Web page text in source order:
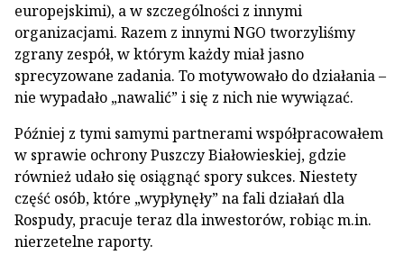
europejskimi), a w szczególności z innymi
organizacjami. Razem z innymi NGO tworzyliśmy
zgrany zespół, w którym każdy miał jasno
sprecyzowane zadania. To motywowało do działania –
nie wypadało „nawalić” i się z nich nie wywiązać.
Później z tymi samymi partnerami współpracowałem
w sprawie ochrony Puszczy Białowieskiej, gdzie
również udało się osiągnąć spory sukces. Niestety
część osób, które „wypłynęły” na fali działań dla
Rospudy, pracuje teraz dla inwestorów, robiąc m.in.
nierzetelne raporty.